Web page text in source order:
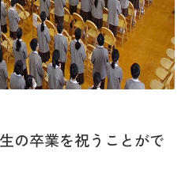
の卒業を祝うことがで